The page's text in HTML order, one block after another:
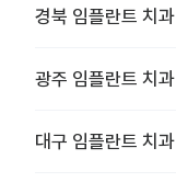
경북 임플란트 치과
광주 임플란트 치과
대구 임플란트 치과